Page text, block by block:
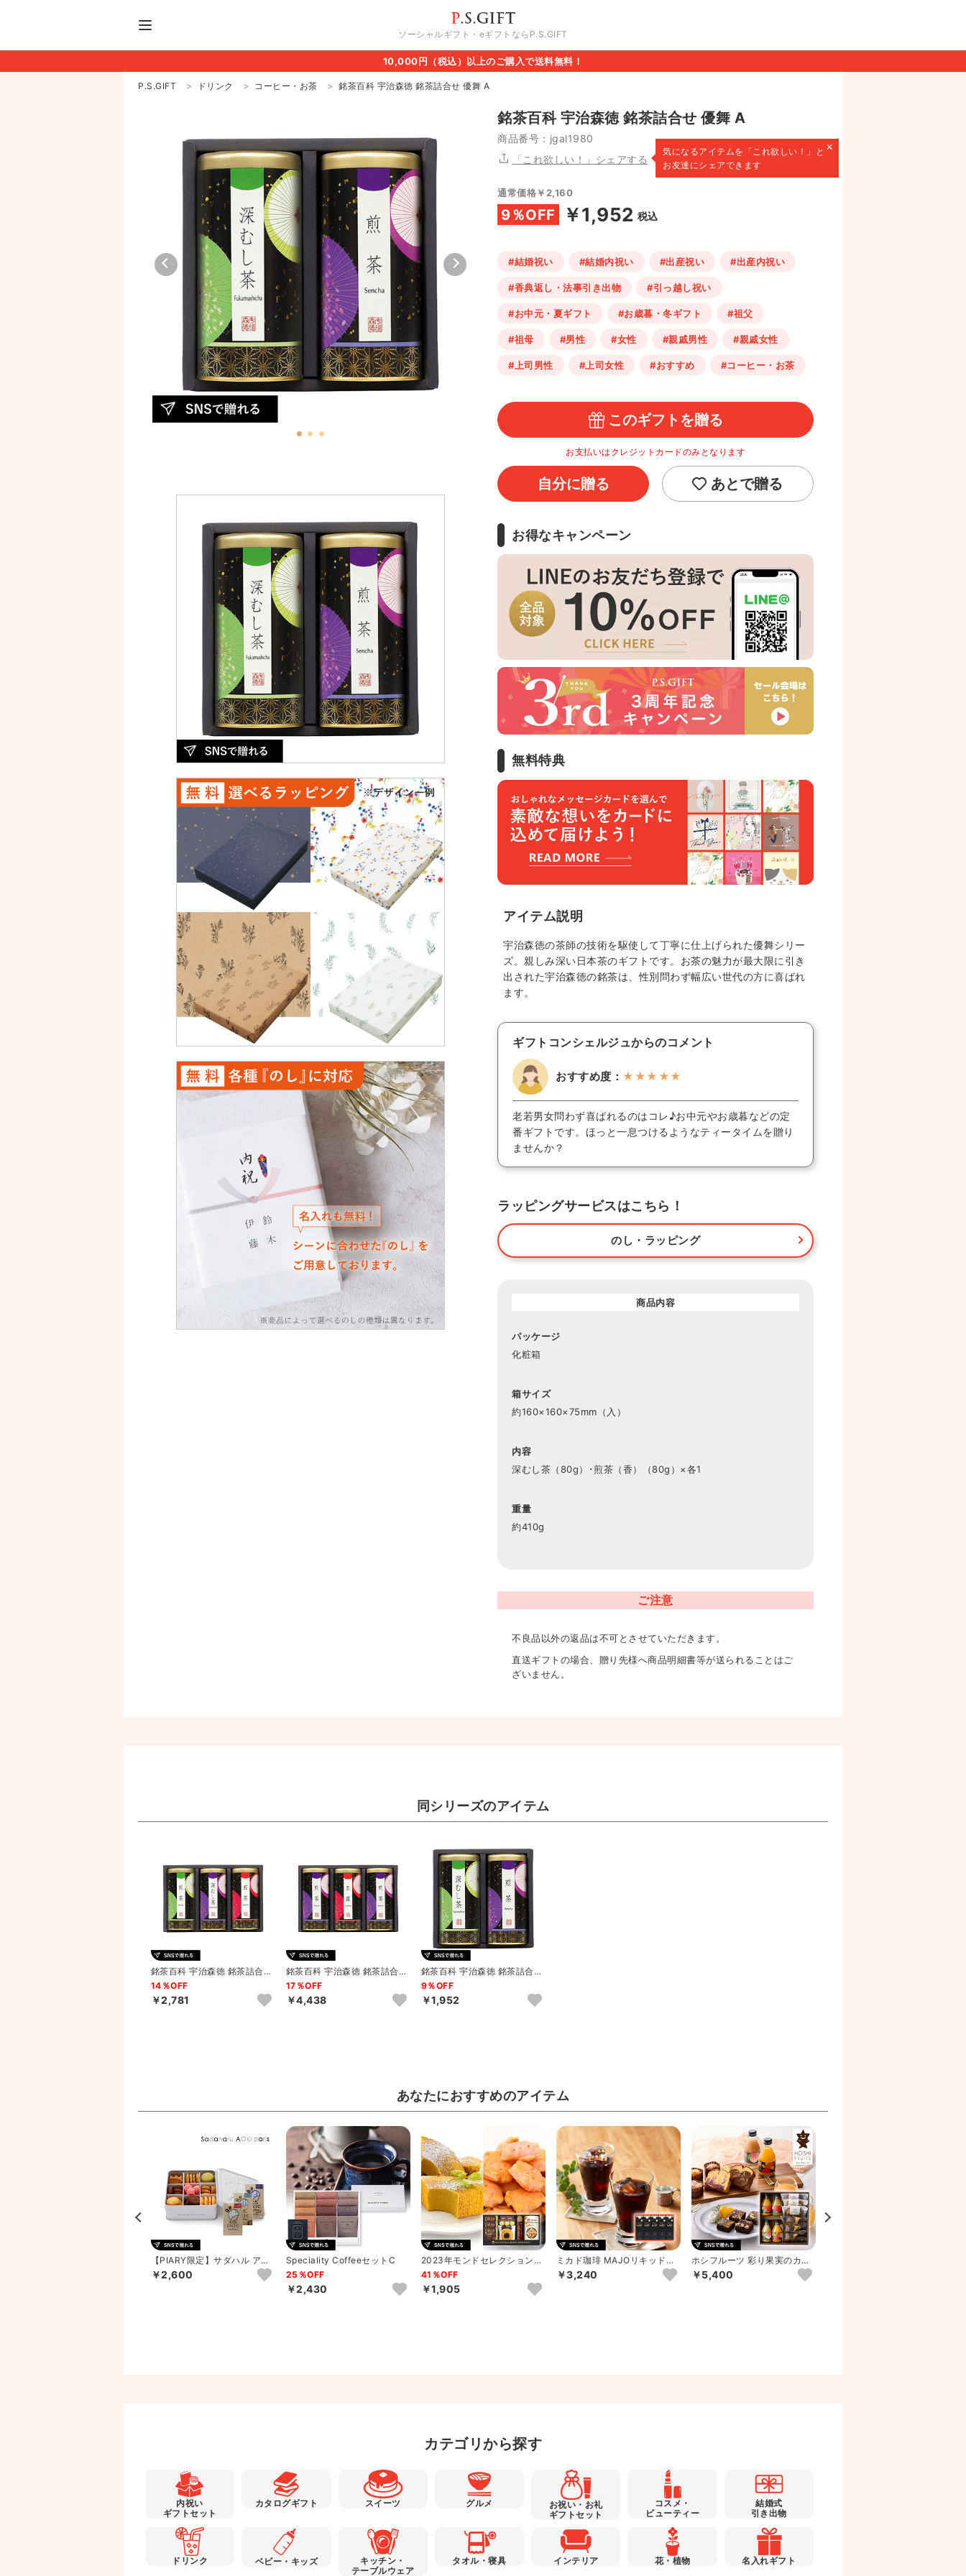
ソーシャルギフト・eギフトならP.S.GIFT
10,000円（税込）以上のご購入で送料無料！
P.S.GIFT ドリンク コーヒー・お茶 銘茶百科 宇治森徳 銘茶詰合せ 優舞 A
銘茶百科 宇治森徳 銘茶詰合せ 優舞 A
商品番号：jgal1980 ×
気になるアイテムを 「これ欲しい！」と
お友達にシェアできます
「これ欲しい！」シェアする
通常価格￥2,160
9％OFF ￥1,952 税込
#結婚祝い #結婚内祝い #出産祝い #出産内祝い
#香典返し・法事引き出物 #引っ越し祝い
#お中元・夏ギフト #お歳暮・冬ギフト #祖父
#祖母 #男性 #女性 #親戚男性 #親戚女性
#上司男性 #上司女性 #おすすめ #コーヒー・お茶
このギフトを贈る
お支払いはクレジットカードのみとなります
自分に贈る あとで贈る
お得なキャンペーン
無料特典
アイテム説明
宇治森徳の茶師の技術を駆使して丁寧に仕上げられた優舞シリー
ズ。親しみ深い日本茶のギフトです。お茶の魅力が最大限に引き
出された宇治森徳の銘茶は、性別問わず幅広い世代の方に喜ばれ
ます。
ギフトコンシェルジュからのコメント
おすすめ度： ★★★★★
老若男女問わず喜ばれるのはコレ♪お中元やお歳暮などの定
番ギフトです。ほっと一息つけるようなティータイムを贈り
ませんか？
ラッピングサービスはこちら！
のし・ラッピング
商品内容
パッケージ
化粧箱
箱サイズ
約160×160×75mm（入）
内容
深むし茶（80g）･煎茶（香）（80g）×各1
重量
約410g
ご注意
不良品以外の返品は不可とさせていただきます。
直送ギフトの場合、贈り先様へ商品明細書等が送られることはご
ざいません。
同シリーズのアイテム
銘茶百科 宇治森徳 銘茶詰合せ
優舞 B
14％OFF
￥2,781
銘茶百科 宇治森徳 銘茶詰合せ
優舞 C
17％OFF
￥4,438
銘茶百科 宇治森徳 銘茶詰合せ
優舞 A
9％OFF
￥1,952
あなたにおすすめのアイテム
【PIARY限定】サダハル アオ
キ パリ コフレ アソー...
￥2,600
Speciality CoffeeセットC
25％OFF
￥2,430
2023年モンドセレクション銀
賞受賞 セイコー珈琲＆和洋...
41％OFF
￥1,905
ミカド珈琲 MAJOリキッドコ
ーヒー無糖ギフト
￥3,240
ホシフルーツ 彩り果実のカフ
ェギフト 14個
￥5,400
カテゴリから探す
内祝い
ギフトセット
カタログギフト スイーツ グルメ
お祝い・お礼
ギフトセット
コスメ・
ビューティー
結婚式
引き出物
ドリンク ベビー・キッズ
キッチン・
テーブルウェア
タオル・寝具 インテリア 花・植物 名入れギフト